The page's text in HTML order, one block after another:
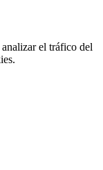
el tráfico del